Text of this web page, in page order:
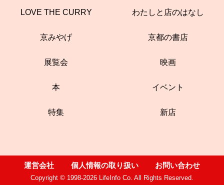
LOVE THE CURRY わたしと店のはなし
京みやげ 京都の書店
展覧会 映画
本 イベント
特集 新店
運営会社 個人情報の取り扱い お問い合わせ
Copyright © 1998-2026 LifeInfo Co. All Rights Reserved.